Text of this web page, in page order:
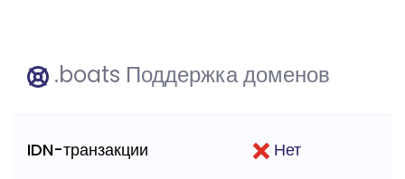
.boats Поддержка доменов
IDN-транзакции Нет